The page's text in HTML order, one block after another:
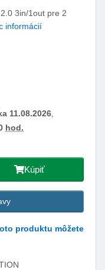
3in/1out pre 2
informácií
11.08.2026
hod.
Kúpiť
produktu môžete